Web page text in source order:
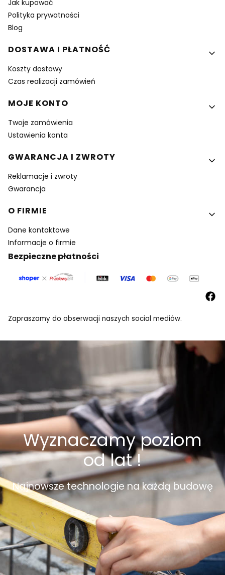
Jak kupować
Polityka prywatności
Blog
DOSTAWA I PŁATNOŚĆ
Koszty dostawy
Czas realizacji zamówień
MOJE KONTO
Twoje zamówienia
Ustawienia konta
GWARANCJA I ZWROTY
Reklamacje i zwroty
Gwarancja
O FIRMIE
Dane kontaktowe
Informacje o firmie
Bezpieczne płatności
Zapraszamy do obserwacji naszych social mediów.
Wyznaczamy poziom
od lat !
Najnowsze technologie na każdą budowę